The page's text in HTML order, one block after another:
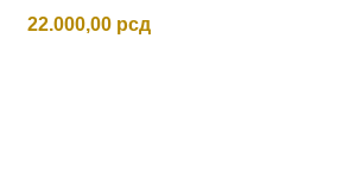
22.000,00 рсд